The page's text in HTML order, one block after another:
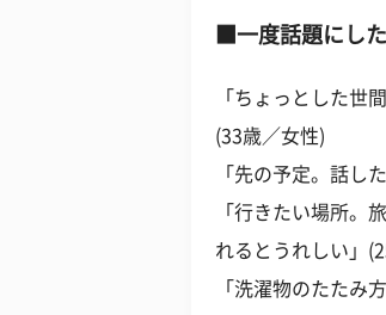
■一度話題にし
「ちょっとした世
(33歳／女性)
「先の予定。話し
「行きたい場所。
れるとうれしい」
「洗濯物のたたみ